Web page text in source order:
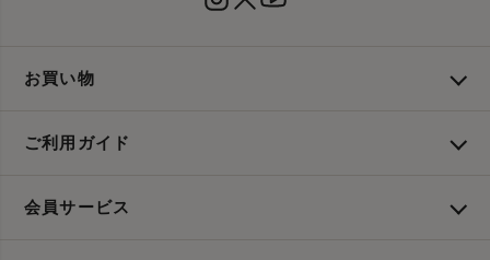
お買い物
ご利用ガイド
会員サービス